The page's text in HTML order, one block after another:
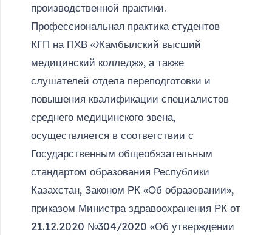
производственной практики.
Профессиональная практика студентов
КГП на ПХВ «Жамбылский высший
медицинский колледж», а также
слушателей отдела переподготовки и
повышения квалификации специалистов
среднего медицинского звена,
осуществляется в соответствии с
Государственным общеобязательным
стандартом образования Республики
Казахстан, Законом РК «Об образовании»,
приказом Министра здравоохранения РК от
21.12.2020 №304/2020 «Об утверждении